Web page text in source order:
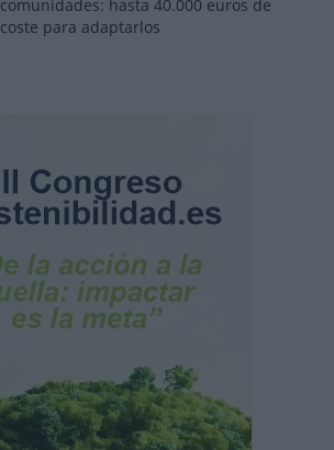
comunidades: hasta 40.000 euros de
coste para adaptarlos